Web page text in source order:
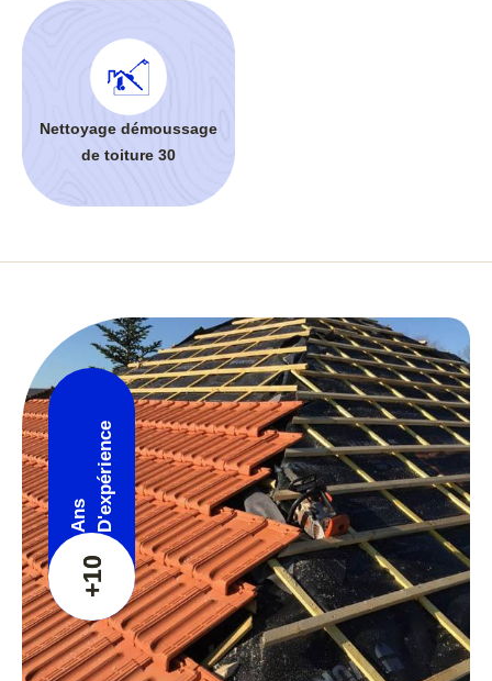
Nettoyage démoussage
de toiture 30
+10
Ans D'expérience